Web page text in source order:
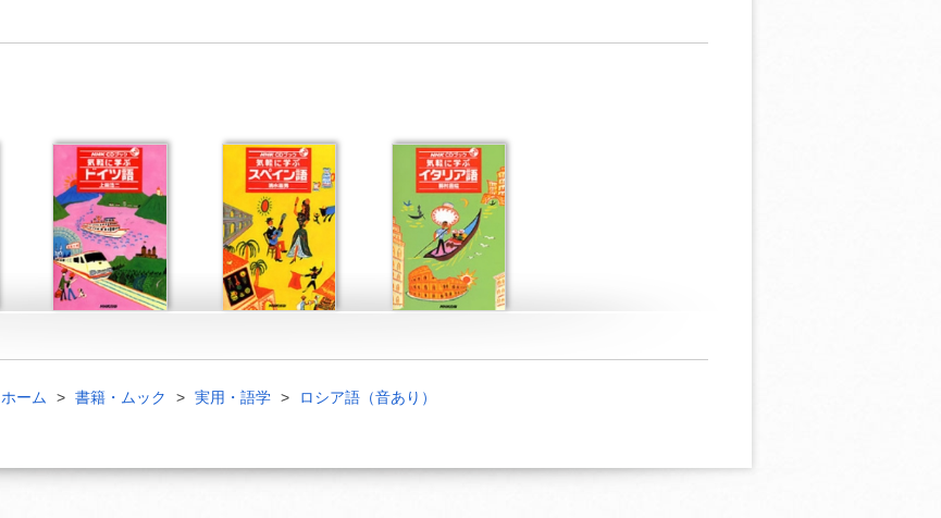
ホーム 書籍・ムック 実用・語学 ロシア語（音あり）